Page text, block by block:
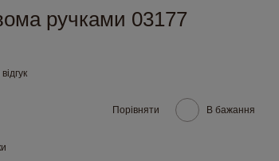
ручками 03177
Порівняти В бажання